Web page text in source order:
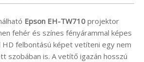
Epson EH-TW710 projektor
fehér és színes fényárammal képes
HD felbontású képet vetíteni egy nem
szobában is. A vetítő igazán hosszú